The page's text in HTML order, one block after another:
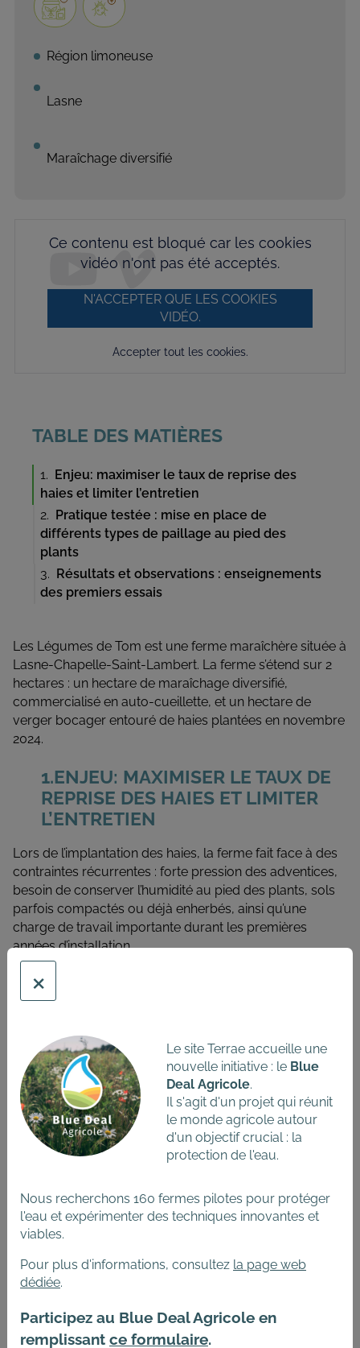
COMPTE
L'UTILISATEUR
Région limoneuse
Lasne
Maraîchage diversifié
Ce contenu est bloqué car les cookies
vidéo n'ont pas été acceptés.
N'ACCEPTER QUE LES COOKIES
VIDÉO.
Accepter tout les cookies.
TABLE DES MATIÈRES
Enjeu: maximiser le taux de reprise des
haies et limiter l’entretien
Pratique testée : mise en place de
différents types de paillage au pied des
plants
Résultats et observations : enseignements
des premiers essais
Les Légumes de Tom est une ferme maraîchère située à
Lasne-Chapelle-Saint-Lambert. La ferme s’étend sur 2
hectares : un hectare de maraîchage diversifié,
commercialisé en auto-cueillette, et un hectare de
verger bocager entouré de haies plantées en novembre
2024.
ENJEU: MAXIMISER LE TAUX DE
REPRISE DES HAIES ET LIMITER
L’ENTRETIEN
Lors de l’implantation des haies, la ferme fait face à des
contraintes récurrentes : forte pression des adventices,
besoin de conserver l’humidité au pied des plants, sols
parfois compactés ou déjà enherbés, ainsi qu’une
charge de travail importante durant les premières
années d’installation.
Dans ce contexte, le paillage a été étudié comme levier
pour améliorer la reprise des plants, réduire les besoins
en entretien et favoriser le développement de la vie du
différents types de paillage et leur impact sur la reprise
et la maîtrise de l’enherbement.
PRATIQUE TESTÉE : MISE EN
PLACE DE DIFFÉRENTS TYPES DE
PAILLAGE AU PIED DES PLANTS
noisetier prunellier, sureau noir, viorne obier) et fruitières
(framboisier, groseillier rouge, cassissier) a été plantées
en double rang, espacée de 70 cm. Trois modalités de
cheval pailleux et plaquettes forestières.
ENSEIGNEMENTS DES PREMIERS
ESSAIS
×
Le site Terrae accueille une
nouvelle initiative : le Blue
Deal Agricole.
Il s'agit d'un projet qui réunit
le monde agricole autour
d'un objectif crucial : la
protection de l'eau.
Nous recherchons 160 fermes pilotes pour protéger
l'eau et expérimenter des techniques innovantes et
viables.
Pour plus d'informations, consultez la page web
dédiée.
Participez au Blue Deal Agricole en
remplissant ce formulaire.